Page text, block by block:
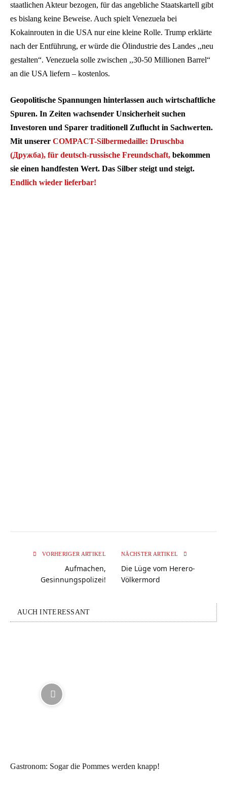
staatlichen Akteur bezogen, für das angebliche Staatskartell gibt
es bislang keine Beweise. Auch spielt Venezuela bei
Kokainrouten in die USA nur eine kleine Rolle. Trump erklärte
nach der Entführung, er würde die Ölindustrie des Landes ,,neu
gestalten“. Venezuela solle zwischen ,,30-50 Millionen Barrel“
an die USA liefern – kostenlos.
Geopolitische Spannungen hinterlassen auch wirtschaftliche
Spuren. In Zeiten wachsender Unsicherheit suchen
Investoren und Sparer traditionell Zuflucht in Sachwerten.
Mit unserer COMPACT-Silbermedaille: Druschba
(Дружба), für deutsch-russische Freundschaft, bekommen
sie einen handfesten Wert. Das Silber steigt und steigt.
Endlich wieder lieferbar!
VORHERIGER ARTIKEL
Aufmachen,
Gesinnungspolizei!
NÄCHSTER ARTIKEL
Die Lüge vom Herero-
Völkermord
AUCH INTERESSANT
Gastronom: Sogar die Pommes werden knapp!